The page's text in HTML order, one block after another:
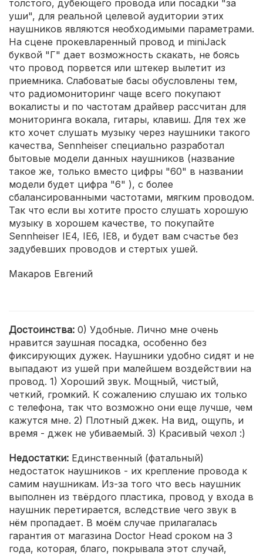
толстого, дубеющего провода или посадки "за
уши", для реальной целевой аудитории этих
наушников являются необходимыми параметрами.
На сцене прокевларенный провод и miniJack
буквой "Г" дает возможность скакать, не боясь
что провод порвется или штекер вылетит из
приемника. Слабоватые басы обусловлены тем,
что радиомониторинг чаще всего покупают
вокалисты и по частотам драйвер рассчитан для
мониторинга вокала, гитары, клавиш. Для тех же
кто хочет слушать музыку через наушники такого
качества, Sennheiser специально разработал
бытовые модели данных наушников (название
такое же, только вместо цифры "60" в названии
модели будет цифра "6" ), с более
сбалансированными частотами, мягким проводом.
Так что если вы хотите просто слушать хорошую
музыку в хорошем качестве, то покупайте
Sennheiser IE4, IE6, IE8, и будет вам счастье без
задубевших проводов и стертых ушей.
Макаров Евгений
Достоинства: 0) Удобные. Лично мне очень
нравится заушная посадка, особенно без
фиксирующих дужек. Наушники удобно сидят и не
выпадают из ушей при малейшем воздействии на
провод. 1) Хороший звук. Мощный, чистый,
четкий, громкий. К сожалению слушаю их только
с телефона, так что возможно они еще лучше, чем
кажутся мне. 2) Плотный джек. На вид, ощупь, и
время - джек не убиваемый. 3) Красивый чехол :)
Недостатки: Единственный (фатальный)
недостаток наушников - их крепление провода к
самим наушникам. Из-за того что весь наушник
выполнен из твёрдого пластика, провод у входа в
наушник перетирается, вследствие чего звук в
нём пропадает. В моём случае прилагалась
гарантия от магазина Doctor Head сроком на 3
года, которая, благо, покрывала этот случай,